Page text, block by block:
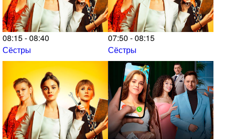
08:15 - 08:40
Сёстры
07:50 - 08:15
Сёстры